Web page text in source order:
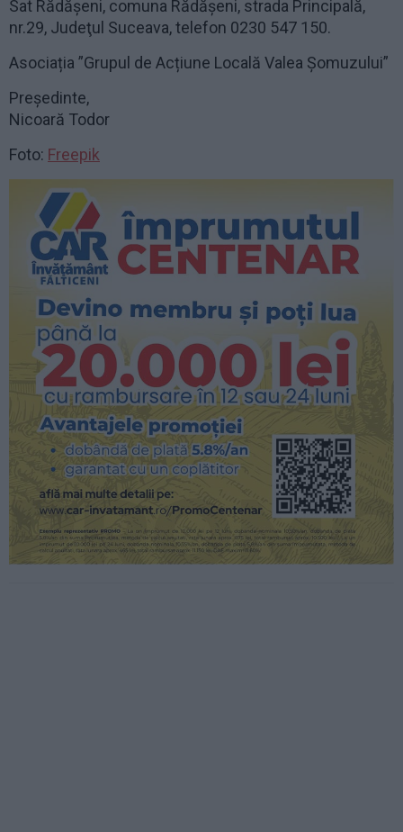
Sat Rădăşeni, comuna Rădăşeni, strada Principală,
nr.29, Judeţul Suceava, telefon 0230 547 150.
Asociația ”Grupul de Acțiune Locală Valea Șomuzului”
Președinte,
Nicoară Todor
Foto: Freepik